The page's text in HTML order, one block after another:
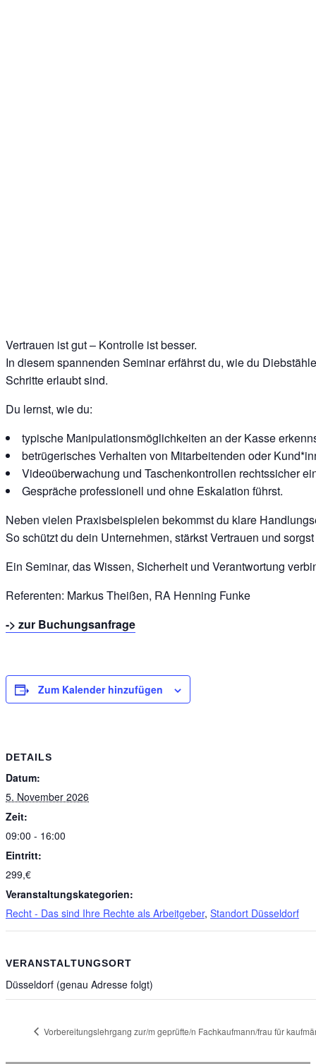
Vertrauen ist gut – Kontrolle ist besser.
In diesem spannenden Seminar erfährst du, wie du
Schritte erlaubt sind.
Du lernst, wie du:
typische Manipulationsmöglichkeiten an der Kasse
betrügerisches Verhalten von Mitarbeitenden oder
Videoüberwachung und Taschenkontrollen rechtssicher
Gespräche professionell und ohne Eskalation führst.
Neben vielen Praxisbeispielen bekommst du klare
So schützt du dein Unternehmen, stärkst Vertrauen und
Ein Seminar, das Wissen, Sicherheit und Verantwortung
Referenten: Markus Theißen, RA Henning Funke
-> zur Buchungsanfrage
Zum Kalender hinzufügen
DETAILS
Datum:
5. November 2026
Zeit:
09:00 - 16:00
Eintritt:
299,€
Veranstaltungskategorien:
Recht - Das sind Ihre Rechte als Arbeitgeber, Standort Düsseldorf
VERANSTALTUNGSORT
Düsseldorf (genau Adresse folgt)
Vorbereitungslehrgang zur/m geprüfte/n Fachkaufmann/frau für